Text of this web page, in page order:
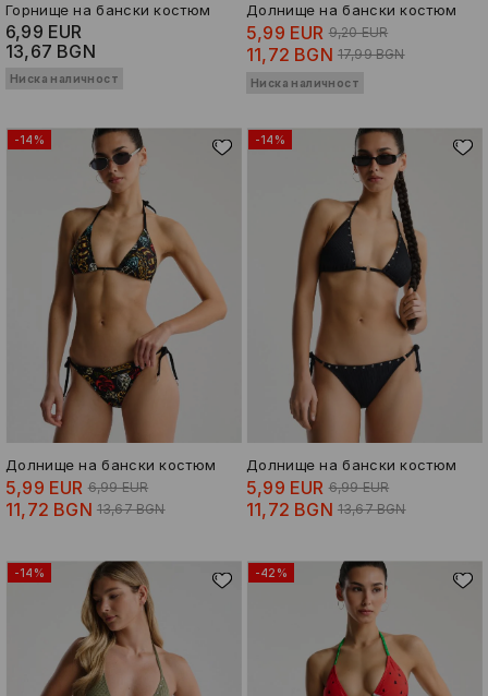
Горнище на бански костюм
6,99 EUR
13,67 BGN
Ниска наличност
Долнище на бански костюм
5,99 EUR 9,20 EUR
11,72 BGN 17,99 BGN
Ниска наличност
-14%
Долнище на бански костюм
5,99 EUR 6,99 EUR
11,72 BGN 13,67 BGN
-14%
Долнище на бански костюм
5,99 EUR 6,99 EUR
11,72 BGN 13,67 BGN
-14% -42%